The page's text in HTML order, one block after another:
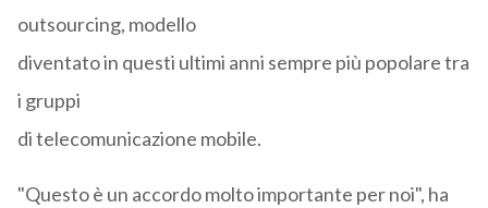
outsourcing, modello
diventato in questi ultimi anni sempre più popolare tra
i gruppi
di telecomunicazione mobile.
"Questo è un accordo molto importante per noi", ha